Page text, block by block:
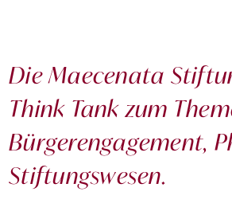
Die Maecenata
Think Tank zum
Bürgerengagement,
Stiftungswesen.